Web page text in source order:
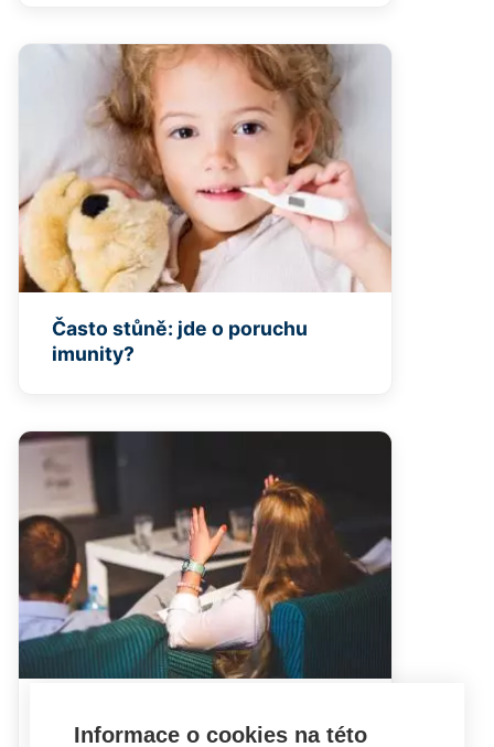
Často stůně: jde o poruchu
imunity?
ublížit i prospět
Informace o cookies na této